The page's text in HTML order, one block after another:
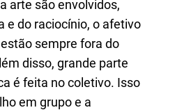
arte são envolvidos,
e do raciocínio, o afetivo
sempre fora do
disso, grande parte
é feita no coletivo. Isso
em grupo e a